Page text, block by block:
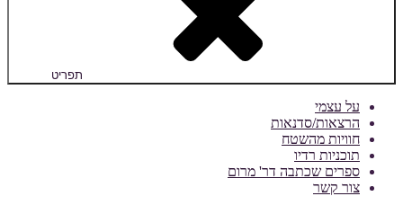
תפריט
על עצמי
הרצאות/סדנאות
חוויות מהשטח
תוכניות רדיו
ספרים שכתבה דר' מרום
צור קשר